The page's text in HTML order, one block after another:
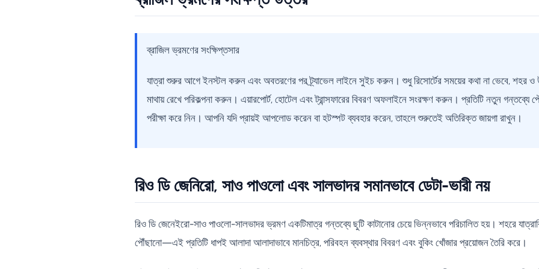
ব্রাজিল ভ্রমণের সংক্ষিপ্তসার
যাত্রা শুরুর আগে ইনস্টল করুন এবং অবতরণের পর ট্র্যাভেল লাইনে সুইচ করুন। শুধু রিসোর্টের সময়ের কথা না ভেবে, শহর ও
মাথায় রেখে পরিকল্পনা করুন। এয়ারপোর্ট, হোটেল এবং ট্রান্সফারের বিবরণ অফলাইনে সংরক্ষণ করুন। প্রতিটি নতুন গন্তব্যে
পরীক্ষা করে নিন। আপনি যদি প্রায়ই আপলোড করেন বা হটস্পট ব্যবহার করেন, তাহলে শুরুতেই অতিরিক্ত জায়গা রাখুন।
রিও ডি জেনিরো, সাও পাওলো এবং সালভাদর সমানভাবে ডেটা-ভারী নয়
রিও ডি জেনেইরো-সাও পাওলো-সালভাদর ভ্রমণ একটিমাত্র গন্তব্যে ছুটি কাটানোর চেয়ে ভিন্নভাবে পরিচালিত হয়। শহরে
পৌঁছানো—এই প্রতিটি ধাপই আলাদা আলাদাভাবে মানচিত্র, পরিবহন ব্যবস্থার বিবরণ এবং বুকিং খোঁজার প্রয়োজন তৈরি করে।